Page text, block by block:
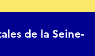
de la Seine-